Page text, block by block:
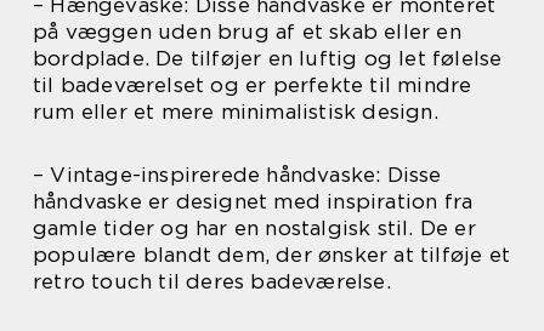
– Hængevaske: Disse håndvaske er monteret
på væggen uden brug af et skab eller en
bordplade. De tilføjer en luftig og let følelse
til badeværelset og er perfekte til mindre
rum eller et mere minimalistisk design.
– Vintage-inspirerede håndvaske: Disse
håndvaske er designet med inspiration fra
gamle tider og har en nostalgisk stil. De er
populære blandt dem, der ønsker at tilføje et
retro touch til deres badeværelse.